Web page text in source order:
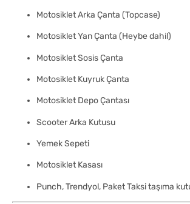
Motosiklet Arka Çanta (Topcase)
Motosiklet Yan Çanta (Heybe dahil)
Motosiklet Sosis Çanta
Motosiklet Kuyruk Çanta
Motosiklet Depo Çantası
Scooter Arka Kutusu
Yemek Sepeti
Motosiklet Kasası
Punch, Trendyol, Paket Taksi taşıma